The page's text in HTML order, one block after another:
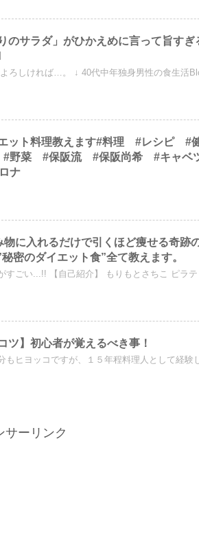
のサラダ」がひかえめに言って旨す
ろしければ…。 ↓ 40代中年独身男性の食生活
エット料理教えます#料理 #レシピ
野菜 #保阪流 #保阪尚希 #キャベ
ナ
に入れるだけで引くほど痩せる奇跡
密のダイエット食”全て教えます。
すごい...!! 【自己紹介】 もりもとさちこ ピラ
ツ】初心者が覚えるべき事！
もヒヨッコですが、１５年程料理人として経験
サーリンク